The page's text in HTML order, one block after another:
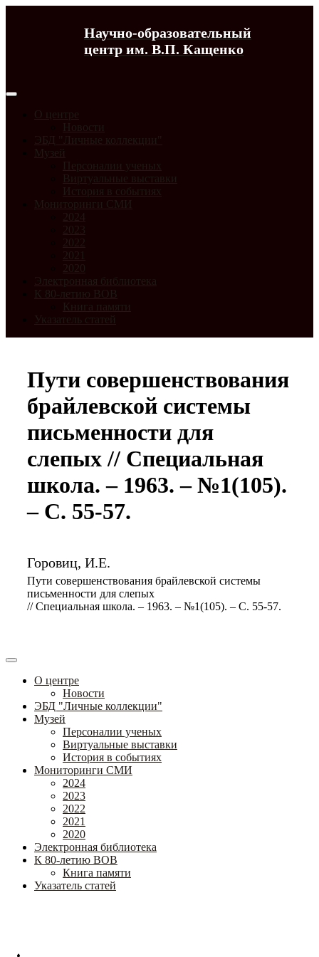
Научно-образовательный
центр им. В.П. Кащенко
О центре
Новости
ЭБД "Личные коллекции"
Музей
Персоналии ученых
Виртуальные выставки
История в событиях
Мониторинги СМИ
2024
2023
2022
2021
2020
Электронная библиотека
К 80-летию ВОВ
Книга памяти
Указатель статей
Пути совершенствования
брайлевской системы
письменности для
слепых // Специальная
школа. – 1963. – №1(105).
– С. 55-57.
Горовиц, И.Е.
Пути совершенствования брайлевской системы
письменности для слепых
// Специальная школа. – 1963. – №1(105). – С. 55-57.
О центре
Новости
ЭБД "Личные коллекции"
Музей
Персоналии ученых
Виртуальные выставки
История в событиях
Мониторинги СМИ
2024
2023
2022
2021
2020
Электронная библиотека
К 80-летию ВОВ
Книга памяти
Указатель статей